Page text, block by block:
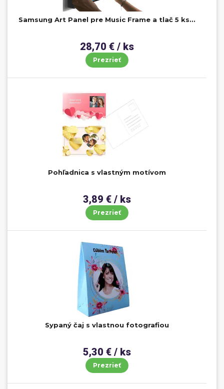
Samsung Art Panel pre Music Frame a tlač 5 ks...
28,70 € / ks
Prezrieť
Pohľadnica s vlastným motívom
3,89 € / ks
Prezrieť
Sypaný čaj s vlastnou fotografiou
5,30 € / ks
Prezrieť